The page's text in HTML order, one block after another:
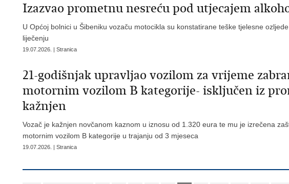
Izazvao prometnu nesreću pod utjecajem
U Općoj bolnici u Šibeniku vozaču motocikla su konstatirane teške tjelesne
liječenju
19.07.2026. | Stranica
21-godišnjak upravljao vozilom za vrijeme
motornim vozilom B kategorije- isključen iz
kažnjen
Vozač je kažnjen novčanom kaznom u iznosu od 1.320 eura te mu je izrečena
motornim vozilom B kategorije u trajanju od 3 mjeseca
19.07.2026. | Stranica